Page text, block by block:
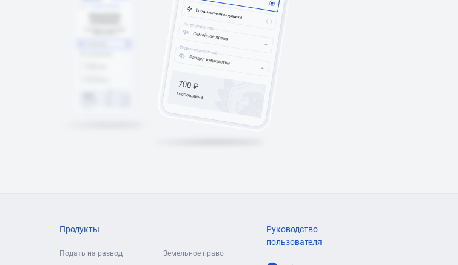
Продукты
Подать на развод
Земельное право
Руководство
пользователя